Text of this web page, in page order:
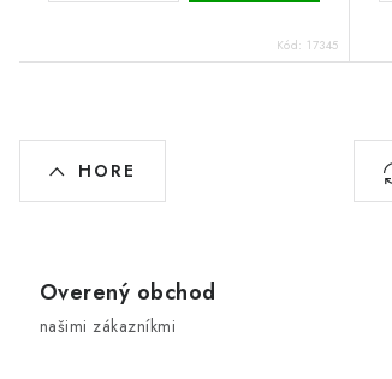
Kód: 17345
O
v
HORE
Overený obchod
našimi zákazníkmi